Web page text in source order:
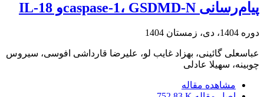
پیام‌رسانی caspase-1، GSDMD-Nو IL-18
دوره 1404، دی، زمستان 1404
عباسعلی گائینی، بهزاد غایب لو، علیرضا قارداشی افوسی، سیروس
چوبینه، سهیلا عادلی
مشاهده مقاله